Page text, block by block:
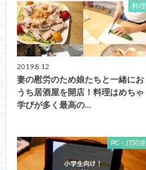
料理
2019.8.12
妻の慰労のため娘たちと一緒にお
うち居酒屋を開店！料理はめちゃ
学びが多く最高の…
PC・IT関連